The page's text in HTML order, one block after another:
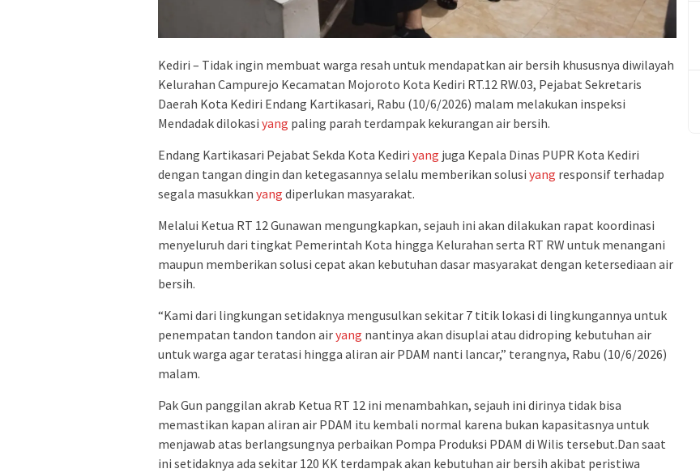
Kediri – Tidak ingin membuat warga resah untuk mendapatkan air bersih khususnya diwilayah
Kelurahan Campurejo Kecamatan Mojoroto Kota Kediri RT.12 RW.03, Pejabat Sekretaris
Daerah Kota Kediri Endang Kartikasari, Rabu (10/6/2026) malam melakukan inspeksi
Mendadak dilokasi yang paling parah terdampak kekurangan air bersih.
Endang Kartikasari Pejabat Sekda Kota Kediri yang juga Kepala Dinas PUPR Kota Kediri
dengan tangan dingin dan ketegasannya selalu memberikan solusi yang responsif terhadap
segala masukkan yang diperlukan masyarakat.
Melalui Ketua RT 12 Gunawan mengungkapkan, sejauh ini akan dilakukan rapat koordinasi
menyeluruh dari tingkat Pemerintah Kota hingga Kelurahan serta RT RW untuk menangani
maupun memberikan solusi cepat akan kebutuhan dasar masyarakat dengan ketersediaan air
bersih.
“Kami dari lingkungan setidaknya mengusulkan sekitar 7 titik lokasi di lingkungannya untuk
penempatan tandon tandon airyang nantinya akan disuplai atau didroping kebutuhan air
untuk warga agar teratasi hingga aliran air PDAM nanti lancar,” terangnya, Rabu (10/6/2026)
malam.
Pak Gun panggilan akrab Ketua RT 12 ini menambahkan, sejauh ini dirinya tidak bisa
memastikan kapan aliran air PDAM itu kembali normal karena bukan kapasitasnya untuk
menjawab atas berlangsungnya perbaikan Pompa Produksi PDAM di Wilis tersebut.Dan saat
ini setidaknya ada sekitar 120 KK terdampak akan kebutuhan air bersih akibat peristiwa